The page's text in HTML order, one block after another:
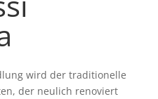
wird der traditionelle
der neulich renoviert